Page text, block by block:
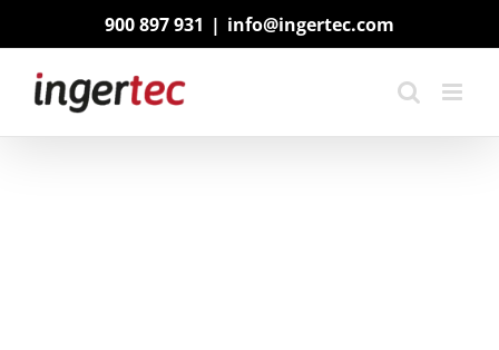
900 897 931 | info@ingertec.com